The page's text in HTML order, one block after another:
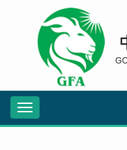
Toggle
navigation